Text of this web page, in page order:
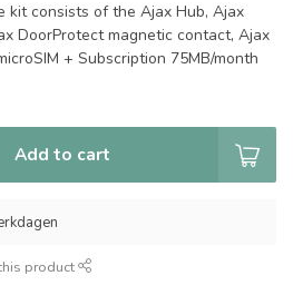
kit consists of the Ajax Hub, Ajax
DoorProtect magnetic contact, Ajax
+ Subscription 75MB/month
Add to cart
product